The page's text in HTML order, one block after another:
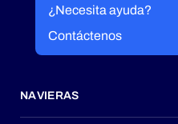
¿Necesita ayuda?
Contáctenos
NAVIERAS